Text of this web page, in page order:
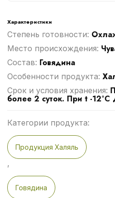
Характеристики
Степень готовности:
Место происхождения:
Cостав: Говядина
Особенности продукта:
Срок и условия хранения:
более 2 суток. При t -12°С
Категории продукта:
Продукция Халяль
,
Говядина